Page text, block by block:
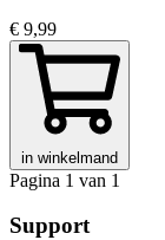
€ 9,99
in winkelmand
Pagina 1 van 1
Support